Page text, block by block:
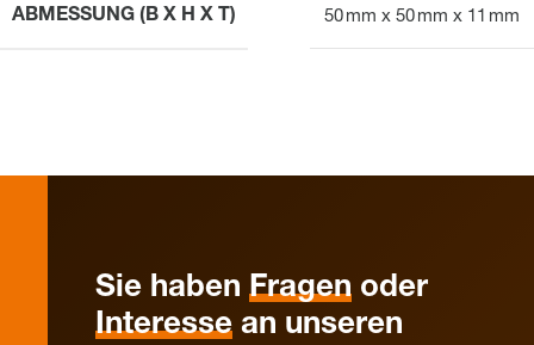
ABMESSUNG (B X H X T) 50 mm x 50 mm x 11 mm
Sie haben Fragen oder
Interesse an unseren